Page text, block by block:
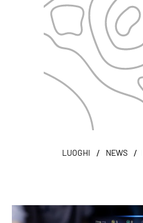
LUOGHI / NEWS /